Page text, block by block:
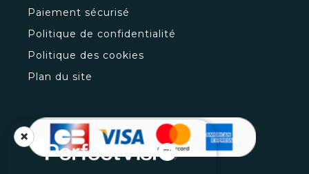
×
Paiement sécurisé
Politique de confidentialité
Politique des cookies
Plan du site